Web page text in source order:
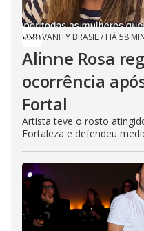
VANITY BRASIL/ HÁ 58
Alinne Rosa
ocorrência
Fortal
Artista teve o rosto
Fortaleza e defendeu